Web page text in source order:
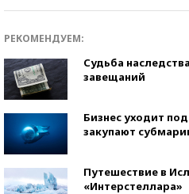
РЕКОМЕНДУЕМ:
Судьба
завещаний
Бизнес уходит
закупают
Путешествие в
«Интерстеллара»